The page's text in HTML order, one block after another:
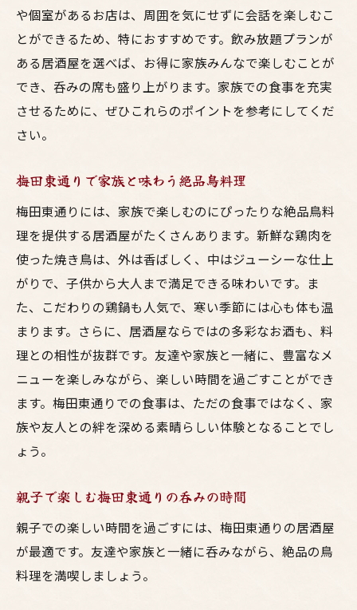
や個室があるお店は、周囲を気にせずに会話を楽しむこ
とができるため、特におすすめです。飲み放題プランが
ある居酒屋を選べば、お得に家族みんなで楽しむことが
でき、呑みの席も盛り上がります。家族での食事を充実
させるために、ぜひこれらのポイントを参考にしてくだ
さい。
梅田東通りで家族と味わう絶品鳥料理
梅田東通りには、家族で楽しむのにぴったりな絶品鳥料
理を提供する居酒屋がたくさんあります。新鮮な鶏肉を
使った焼き鳥は、外は香ばしく、中はジューシーな仕上
がりで、子供から大人まで満足できる味わいです。ま
た、こだわりの鶏鍋も人気で、寒い季節には心も体も温
まります。さらに、居酒屋ならではの多彩なお酒も、料
理との相性が抜群です。友達や家族と一緒に、豊富なメ
ニューを楽しみながら、楽しい時間を過ごすことができ
ます。梅田東通りでの食事は、ただの食事ではなく、家
族や友人との絆を深める素晴らしい体験となることでし
ょう。
親子で楽しむ梅田東通りの呑みの時間
親子での楽しい時間を過ごすには、梅田東通りの居酒屋
が最適です。友達や家族と一緒に呑みながら、絶品の鳥
料理を満喫しましょう。